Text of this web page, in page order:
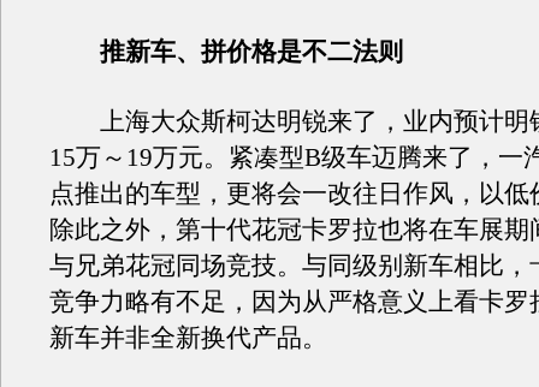
推新车、拼价格是不二法则
上海大众斯柯达明锐来了，业内预计明
15万～19万元。紧凑型B级车迈腾来了，一
点推出的车型，更将会一改往日作风，以低
除此之外，第十代花冠卡罗拉也将在车展期
与兄弟花冠同场竞技。与同级别新车相比，
竞争力略有不足，因为从严格意义上看卡罗
新车并非全新换代产品。